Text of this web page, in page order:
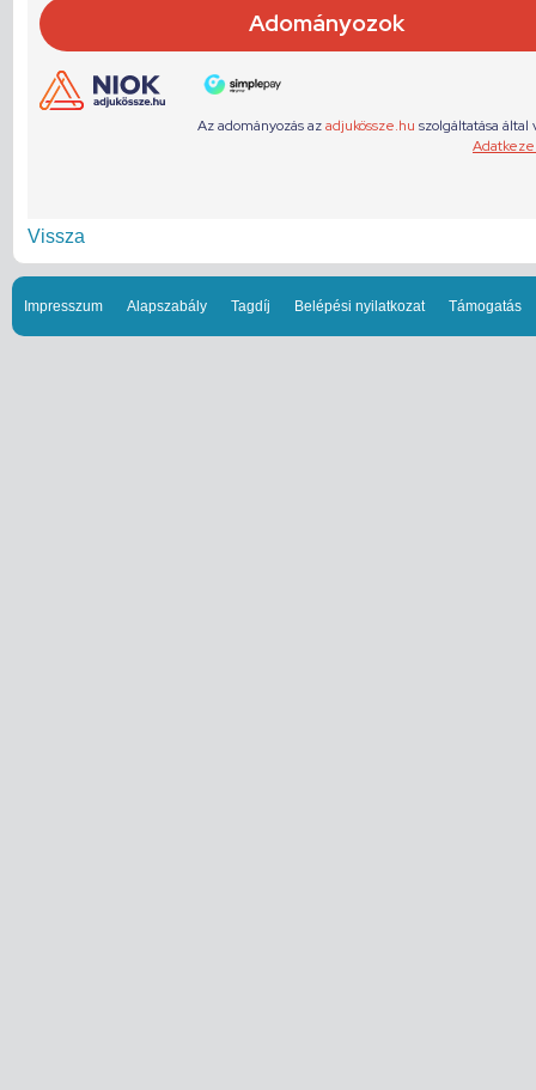
Vissza
Impresszum Alapszabály Tagdíj Belépési nyilatkozat Támogatás